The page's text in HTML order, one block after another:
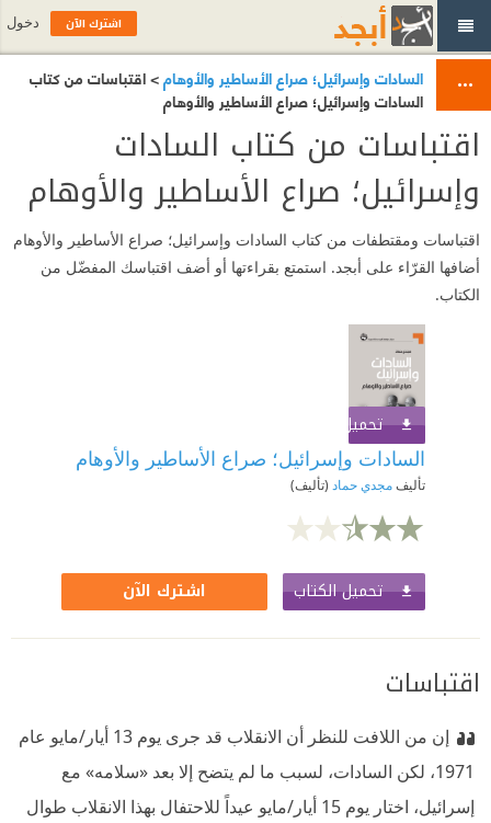
السادات وإسرائيل؛ صراع الأساطير والأوهام> اقتباسات من كتاب
السادات وإسرائيل؛ صراع الأساطير والأوهام
اقتباسات من كتاب السادات
وإسرائيل؛ صراع الأساطير والأوهام
اقتباسات ومقتطفات من كتاب السادات وإسرائيل؛ صراع الأساطير والأوهام
أضافها القرّاء على أبجد. استمتع بقراءتها أو أضف اقتباسك المفضّل من
الكتاب.
تحميل الكتاب
السادات وإسرائيل؛ صراع الأساطير والأوهام
تأليفمجدي حماد (تأليف)
تحميل الكتاب اشترك الآن
اقتباسات
إن من اللافت للنظر أن الانقلاب قد جرى يوم 13 أيار/مايو عام
1971، لكن السادات، لسبب ما لم يتضح إلا بعد «سلامه» مع
إسرائيل، اختار يوم 15 أيار/مايو عيداً للاحتفال بهذا الانقلاب طوال
اشترك الآن دخول